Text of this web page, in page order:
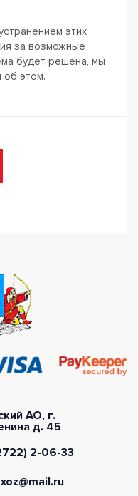
этих
за возможные
будет решена, мы
об этом.
АО, г.
д. 45
2-06-33